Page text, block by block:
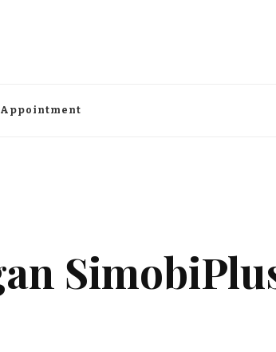
Appointment